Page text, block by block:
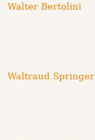
Walter Bertolini
Waltraud Springer